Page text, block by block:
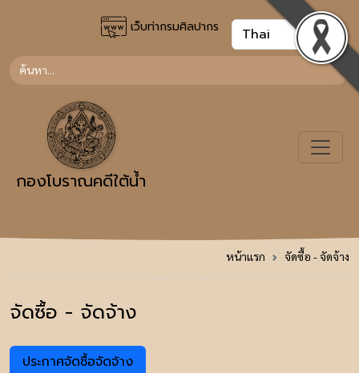
เว็บท่ากรมศิลปากร
กองโบราณคดีใต้น้ำ
หน้าแรก จัดซื้อ - จัดจ้าง
จัดซื้อ - จัดจ้าง
ประกาศจัดซื้อจัดจ้าง